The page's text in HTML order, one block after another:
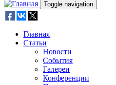
Toggle navigation
Главная
Статьи
Новости
События
Галереи
Конференции